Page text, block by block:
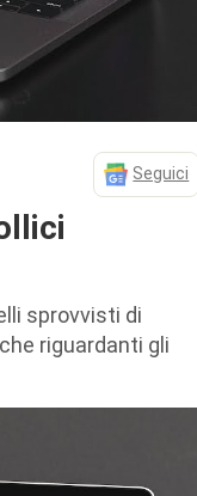
Seguici
sprovvisti di
riguardanti gli